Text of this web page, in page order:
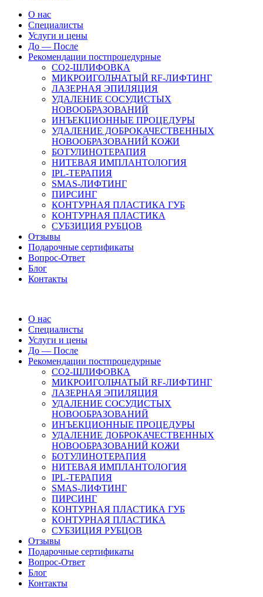
О нас
Специалисты
Услуги и цены
До — После
Рекомендации постпроцедурные
СO2-ШЛИФОВКА
МИКРОИГОЛЬЧАТЫЙ RF-ЛИФТИНГ
ЛАЗЕРНАЯ ЭПИЛЯЦИЯ
УДАЛЕНИЕ СОСУДИСТЫХ
НОВООБРАЗОВАНИЙ
ИНЪЕКЦИОННЫЕ ПРОЦЕДУРЫ
УДАЛЕНИЕ ДОБРОКАЧЕСТВЕННЫХ
НОВООБРАЗОВАНИЙ КОЖИ
БОТУЛИНОТЕРАПИЯ
НИТЕВАЯ ИМПЛАНТОЛОГИЯ
IPL-ТЕРАПИЯ
SMAS-ЛИФТИНГ
ПИРСИНГ
КОНТУРНАЯ ПЛАСТИКА ГУБ
КОНТУРНАЯ ПЛАСТИКА
СУБЗИЦИЯ РУБЦОВ
Отзывы
Подарочные сертификаты
Вопрос-Ответ
Блог
Контакты
О нас
Специалисты
Услуги и цены
До — После
Рекомендации постпроцедурные
СO2-ШЛИФОВКА
МИКРОИГОЛЬЧАТЫЙ RF-ЛИФТИНГ
ЛАЗЕРНАЯ ЭПИЛЯЦИЯ
УДАЛЕНИЕ СОСУДИСТЫХ
НОВООБРАЗОВАНИЙ
ИНЪЕКЦИОННЫЕ ПРОЦЕДУРЫ
УДАЛЕНИЕ ДОБРОКАЧЕСТВЕННЫХ
НОВООБРАЗОВАНИЙ КОЖИ
БОТУЛИНОТЕРАПИЯ
НИТЕВАЯ ИМПЛАНТОЛОГИЯ
IPL-ТЕРАПИЯ
SMAS-ЛИФТИНГ
ПИРСИНГ
КОНТУРНАЯ ПЛАСТИКА ГУБ
КОНТУРНАЯ ПЛАСТИКА
СУБЗИЦИЯ РУБЦОВ
Отзывы
Подарочные сертификаты
Вопрос-Ответ
Блог
Контакты